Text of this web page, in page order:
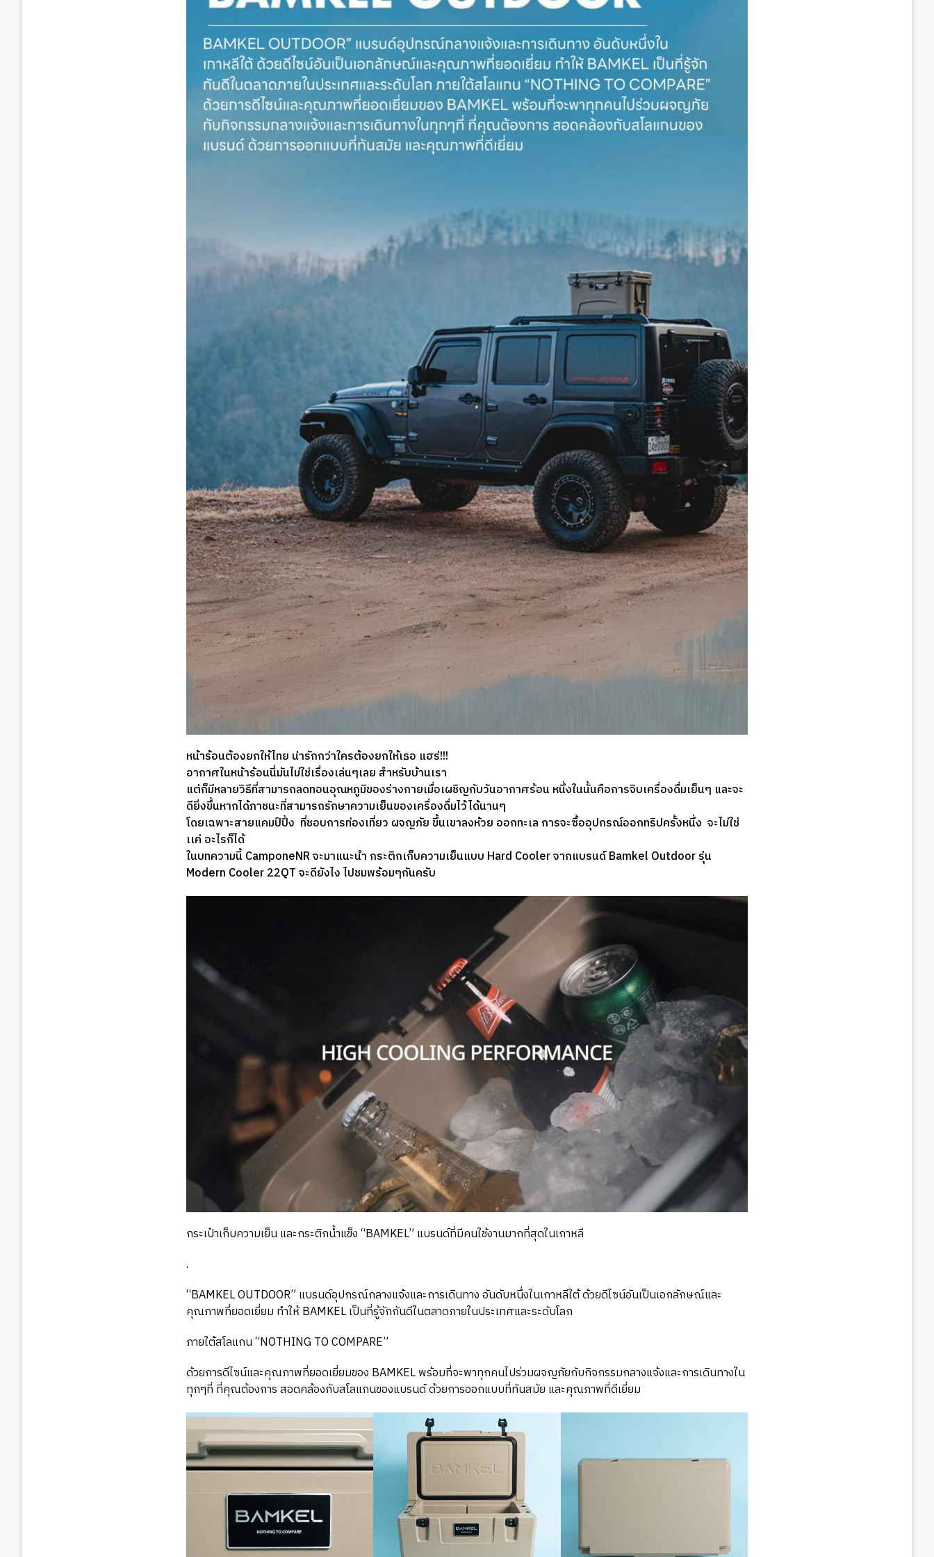
หน้าร้อนต้องยกให้ไทย น่ารักกว่าใครต้องยกให้เธอ แฮร่!!!
อากาศในหน้าร้อนนี่มันไม่ใช่เรื่องเล่นๆเลย สำหรับบ้านเรา
แต่ก็มีหลายวิธีที่สามารถลดทอนอุณหภูมิของร่างกายเมื่อเผชิญกับวันอากาศร้อน หนึ่งในนั้นคือการจิบเครื่องดื่มเย็นๆ และจะ
ดียิ่งขึ้นหากได้ภาชนะที่สามารถรักษาความเย็นของเครื่องดื่มไว้ได้นานๆ
โดยเฉพาะสายแคมป์ปิ้ง ที่ชอบการท่องเที่ยว ผจญภัย ขึ้นเขาลงห้วย ออกทะเล การจะซื้ออุปกรณ์ออกทริปครั้งหนึ่ง จะไม่ใช่
เเค่ อะไรก็ได้
ในบทความนี้ CamponeNR จะมาแนะนำ กระติกเก็บความเย็นแบบ Hard Cooler จากแบรนด์ Bamkel Outdoor รุ่น
Modern Cooler 22QT จะดียังไง ไปชมพร้อมๆกันครับ
กระเป๋าเก็บความเย็น และกระติกน้ำแข็ง “BAMKEL” แบรนด์ที่มีคนใช้งานมากที่สุดในเกาหลี
.
“BAMKEL OUTDOOR” แบรนด์อุปกรณ์กลางแจ้งและการเดินทาง อันดับหนึ่งในเกาหลีใต้ ด้วยดีไซน์อันเป็นเอกลักษณ์และ
คุณภาพที่ยอดเยี่ยม ทำให้ BAMKEL เป็นที่รู้จักกันดีในตลาดภายในประเทศและระดับโลก
ภายใต้สโลแกน “NOTHING TO COMPARE”
ด้วยการดีไซน์และคุณภาพที่ยอดเยี่ยมของ BAMKEL พร้อมที่จะพาทุกคนไปร่วมผจญภัยกับกิจกรรมกลางแจ้งและการเดินทางใน
ทุกๆที่ ที่คุณต้องการ สอดคล้องกับสโลแกนของแบรนด์ ด้วยการออกแบบที่ทันสมัย และคุณภาพที่ดีเยี่ยม